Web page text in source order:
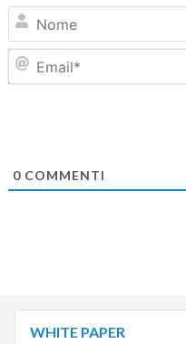
0COMMENTI
WHITE PAPER